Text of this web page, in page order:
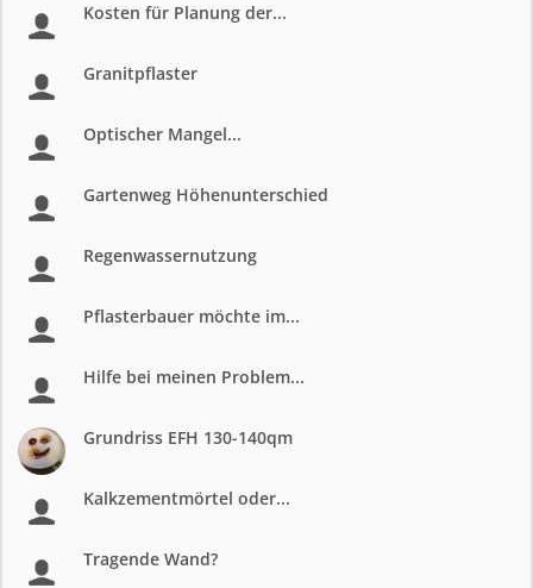
Kosten für Planung der...
Granitpflaster
Optischer Mangel...
Gartenweg Höhenunterschied
Regenwassernutzung
Pflasterbauer möchte im...
Hilfe bei meinen Problem...
Grundriss EFH 130-140qm
Kalkzementmörtel oder...
Tragende Wand?